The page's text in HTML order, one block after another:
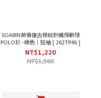
SOARIN英倫復古條紋針織保齡球
POLO衫 -綠色｜短袖 [ 262TP46 ]
NT$1,220
NT$1,560